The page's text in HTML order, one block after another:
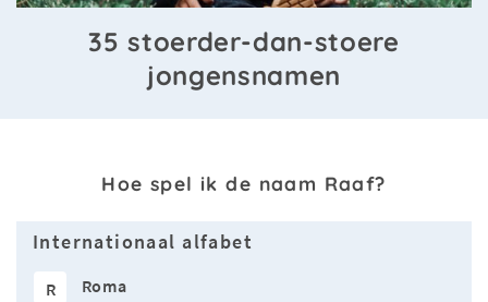
35 stoerder-dan-stoere
jongensnamen
Hoe spel ik de naam Raaf?
Internationaal alfabet
R Roma